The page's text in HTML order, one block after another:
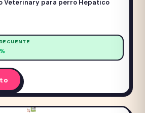
Veterinary para perro Hepatico